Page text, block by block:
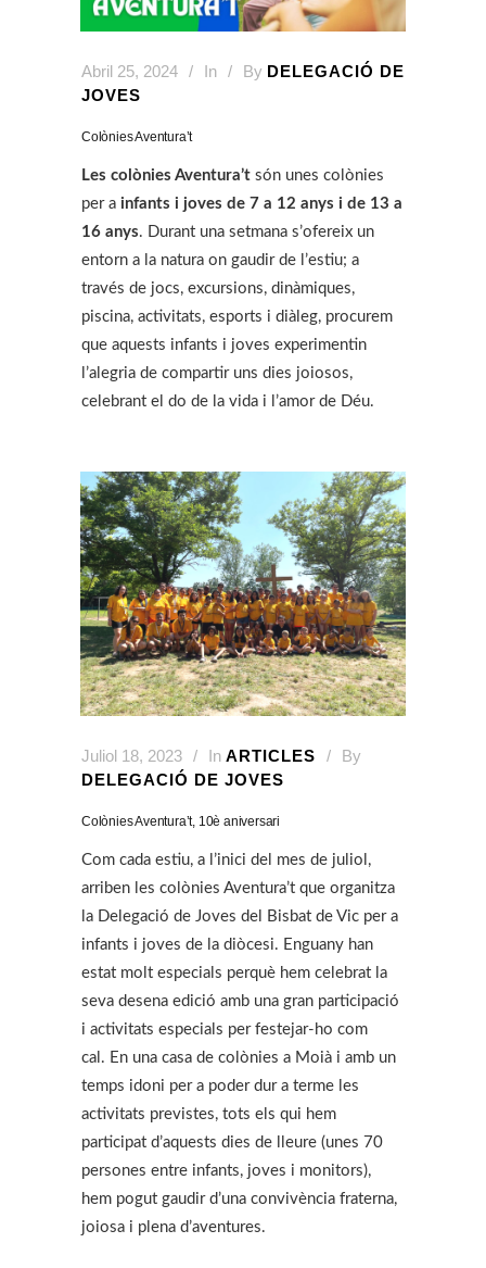
Abril 25, 2024 In By DELEGACIÓ DE
JOVES
Colònies Aventura’t
Les colònies Aventura’t són unes colònies
per a infants i joves de 7 a 12 anys i de 13 a
16 anys. Durant una setmana s’ofereix un
entorn a la natura on gaudir de l’estiu; a
través de jocs, excursions, dinàmiques,
piscina, activitats, esports i diàleg, procurem
que aquests infants i joves experimentin
l’alegria de compartir uns dies joiosos,
celebrant el do de la vida i l’amor de Déu.
Juliol 18, 2023 In ARTICLES
By
DELEGACIÓ DE JOVES
Colònies Aventura’t, 10è aniversari
Com cada estiu, a l’inici del mes de juliol,
arriben les colònies Aventura’t que organitza
la Delegació de Joves del Bisbat de Vic per a
infants i joves de la diòcesi. Enguany han
estat molt especials perquè hem celebrat la
seva desena edició amb una gran participació
i activitats especials per festejar-ho com
cal. En una casa de colònies a Moià i amb un
temps idoni per a poder dur a terme les
activitats previstes, tots els qui hem
participat d’aquests dies de lleure (unes 70
persones entre infants, joves i monitors),
hem pogut gaudir d’una convivència fraterna,
joiosa i plena d’aventures.